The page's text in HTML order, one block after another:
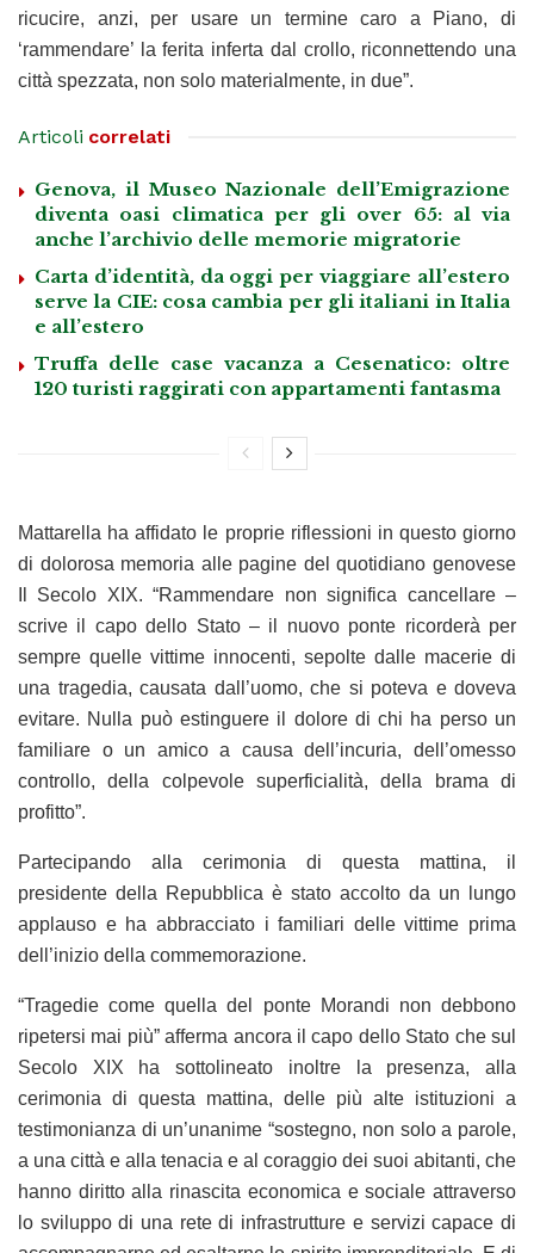
ricucire, anzi, per usare un termine caro a Piano, di
‘rammendare’ la ferita inferta dal crollo, riconnettendo una
città spezzata, non solo materialmente, in due”.
Articoli correlati
Genova, il Museo Nazionale dell’Emigrazione
diventa oasi climatica per gli over 65: al via
anche l’archivio delle memorie migratorie
Carta d’identità, da oggi per viaggiare all’estero
serve la CIE: cosa cambia per gli italiani in Italia
e all’estero
Truffa delle case vacanza a Cesenatico: oltre
120 turisti raggirati con appartamenti fantasma
Mattarella ha affidato le proprie riflessioni in questo giorno
di dolorosa memoria alle pagine del quotidiano genovese
Il Secolo XIX. “Rammendare non significa cancellare –
scrive il capo dello Stato – il nuovo ponte ricorderà per
sempre quelle vittime innocenti, sepolte dalle macerie di
una tragedia, causata dall’uomo, che si poteva e doveva
evitare. Nulla può estinguere il dolore di chi ha perso un
familiare o un amico a causa dell’incuria, dell’omesso
controllo, della colpevole superficialità, della brama di
profitto”.
Partecipando alla cerimonia di questa mattina, il
presidente della Repubblica è stato accolto da un lungo
applauso e ha abbracciato i familiari delle vittime prima
dell’inizio della commemorazione.
“Tragedie come quella del ponte Morandi non debbono
ripetersi mai più” afferma ancora il capo dello Stato che sul
Secolo XIX ha sottolineato inoltre la presenza, alla
cerimonia di questa mattina, delle più alte istituzioni a
testimonianza di un’unanime “sostegno, non solo a parole,
a una città e alla tenacia e al coraggio dei suoi abitanti, che
hanno diritto alla rinascita economica e sociale attraverso
lo sviluppo di una rete di infrastrutture e servizi capace di